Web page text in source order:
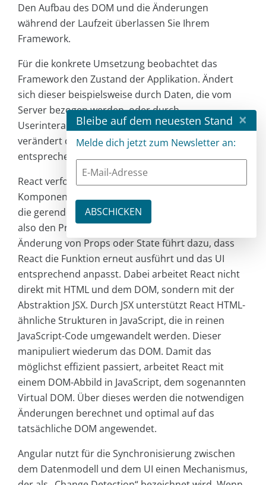
Den Aufbau des DOM und die Änderungen
während der Laufzeit überlassen Sie Ihrem
Framework.
Für die konkrete Umsetzung beobachtet das
Framework den Zustand der Applikation. Ändert
sich dieser beispielsweise durch Daten, die vom
Server bezogen werden, oder durch
Userinteraktion, wird das Framework tätig und
verändert das DOM, um die Darstellung
entsprechend anzupassen.
React verfolgt einen funktionalen Ansatz. Jede
Komponente ist eine Funktion, deren Ergebnis –
die gerenderte Komponente – von der Eingabe,
also den Props, und dem State abhängt. Eine
Änderung von Props oder State führt dazu, dass
React die Funktion erneut ausführt und das UI
entsprechend anpasst. Dabei arbeitet React nicht
direkt mit HTML und dem DOM, sondern mit der
Abstraktion JSX. Durch JSX unterstützt React HTML-
ähnliche Strukturen in JavaScript, die in reinen
JavaScript-Code umgewandelt werden. Dieser
manipuliert wiederum das DOM. Damit das
möglichst effizient passiert, arbeitet React mit
einem DOM-Abbild in JavaScript, dem sogenannten
Virtual DOM. Über dieses werden die notwendigen
Änderungen berechnet und optimal auf das
tatsächliche DOM angewendet.
Angular nutzt für die Synchronisierung zwischen
dem Datenmodell und dem UI einen Mechanismus,
Bleibe auf dem neuesten Stand ×
Melde dich jetzt zum Newsletter an: